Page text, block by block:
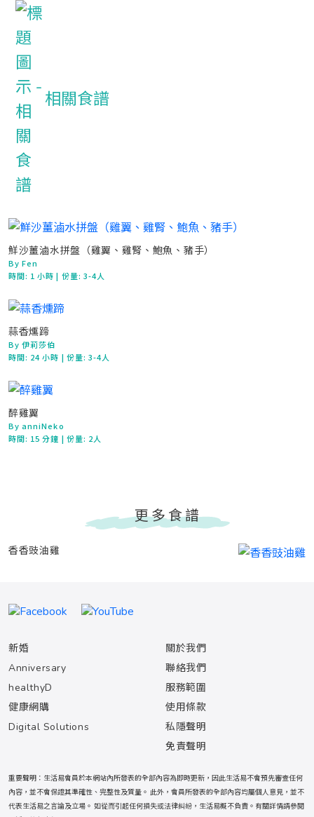
相關食譜
鮮沙薑滷水拼盤（雞翼、雞腎、鮑魚、豬手）
By Fen
時間: 1 小時| 份量: 3-4人
蒜香燻蹄
By 伊莉莎伯
時間: 24 小時 | 份量: 3-4人
醉雞翼
By anniNeko
時間: 15 分鐘 | 份量: 2人
更多食譜
香香豉油雞
新婚
Anniversary
healthyD
健康網購
Digital Solutions
關於我們
聯絡我們
服務範圍
使用條款
私隱聲明
免責聲明
重要聲明：生活易會員於本網站內所發表的全部內容為即時更新，因此生活易不會預先審查任何
內容，並不會保證其準確性、完整性及質量。 此外，會員所發表的全部內容均屬個人意見，並不
代表生活易之言論及立場。 如從而引起任何損失或法律糾紛，生活易概不負責。有關詳情請參閱